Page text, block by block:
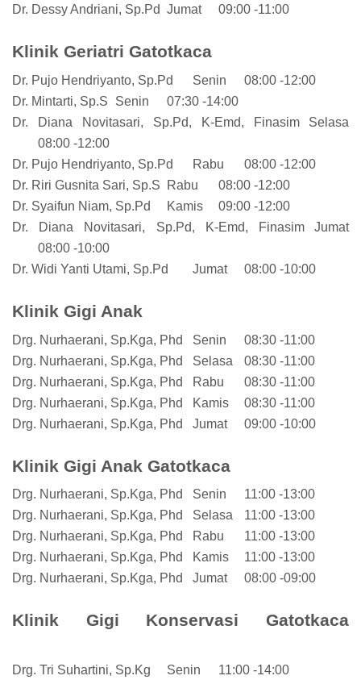
Dr. Dessy Andriani, Sp.Pd Jumat 09:00 -11:00
Klinik Geriatri Gatotkaca
Dr. Pujo Hendriyanto, Sp.Pd Senin
08:00 -12:00
Dr. Mintarti, Sp.S
Senin
07:30 -14:00
Dr. Diana Novitasari, Sp.Pd, K-Emd, Finasim
Selasa
08:00 -12:00
Dr. Pujo Hendriyanto, Sp.Pd
Rabu
08:00 -12:00
Dr. Riri Gusnita Sari, Sp.S
Rabu
08:00 -12:00
Dr. Syaifun Niam, Sp.Pd
Kamis
09:00 -12:00
Dr. Diana Novitasari, Sp.Pd, K-Emd, Finasim
Jumat
08:00 -10:00
Dr. Widi Yanti Utami, Sp.Pd
Jumat 08:00 -10:00
Klinik Gigi Anak
Drg. Nurhaerani, Sp.Kga, Phd Senin
08:30 -11:00
Drg. Nurhaerani, Sp.Kga, Phd
Selasa
08:30 -11:00
Drg. Nurhaerani, Sp.Kga, Phd
Rabu
08:30 -11:00
Drg. Nurhaerani, Sp.Kga, Phd
Kamis
08:30 -11:00
Drg. Nurhaerani, Sp.Kga, Phd
Jumat 09:00 -10:00
Klinik Gigi Anak Gatotkaca
Drg. Nurhaerani, Sp.Kga, Phd Senin
11:00 -13:00
Drg. Nurhaerani, Sp.Kga, Phd
Selasa
11:00 -13:00
Drg. Nurhaerani, Sp.Kga, Phd
Rabu
11:00 -13:00
Drg. Nurhaerani, Sp.Kga, Phd
Kamis
11:00 -13:00
Drg. Nurhaerani, Sp.Kga, Phd
Jumat 08:00 -09:00
Klinik Gigi Konservasi Gatotkaca
Drg. Tri Suhartini, Sp.Kg Senin
11:00 -14:00